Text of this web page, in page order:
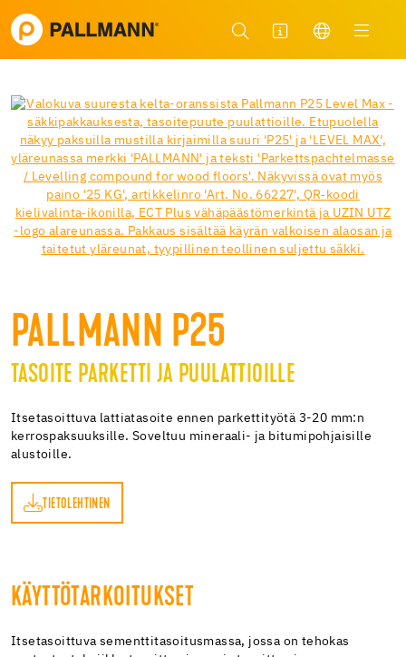
PALLMANN P25
TASOITE PARKETTI JA PUULATTIOILLE
Itsetasoittuva lattiatasoite ennen parkettityötä 3-20 mm:n
kerrospaksuuksille. Soveltuu mineraali- ja bitumipohjaisille
alustoille.
TIETOLEHTINEN
KÄYTTÖTARKOITUKSET
Itsetasoittuva sementtitasoitusmassa, jossa on tehokas